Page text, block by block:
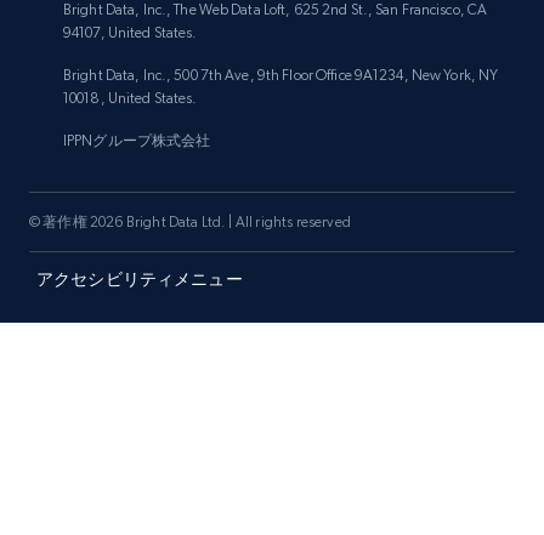
Bright Data, Inc., The Web Data Loft, 625 2nd St., San Francisco, CA
94107, United States.
Bright Data, Inc., 500 7th Ave, 9th Floor Office 9A1234, New York, NY
10018, United States.
IPPNグループ株式会社
アクセシビリティメニュー
© 著作権 2026 Bright Data Ltd. | All rights reserved